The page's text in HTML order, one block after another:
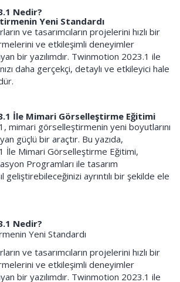
Nedir?
Yeni Standardı
ve tasarımcıların projelerini hızlı bir
ve etkileşimli deneyimler
bir yazılımdır. Twinmotion 2023.1 ile
daha gerçekçi, detaylı ve etkileyici hale
İle Mimari Görselleştirme Eğitimi
mimari görselleştirmenin yeni boyutlarını
güçlü bir araçtır. Bu yazıda,
İle Mimari Görselleştirme Eğitimi,
Programları ile tasarım
geliştirebileceğinizi ayrıntılı bir şekilde ele
Nedir?
Yeni Standardı
ve tasarımcıların projelerini hızlı bir
ve etkileşimli deneyimler
bir yazılımdır. Twinmotion 2023.1 ile